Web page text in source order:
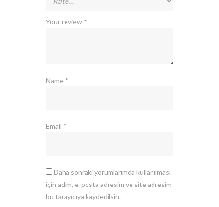
Your review *
Name *
Email *
Daha sonraki yorumlarımda kullanılması
için adım, e-posta adresim ve site adresim
bu tarayıcıya kaydedilsin.